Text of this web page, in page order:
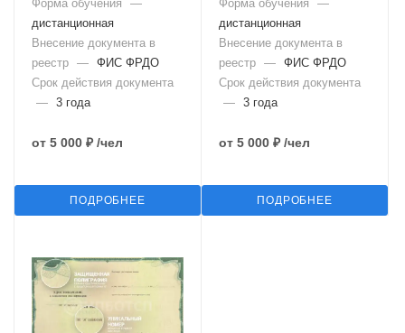
Форма обучения
—
дистанционная
Внесение документа в
реестр — ФИС ФРДО
Срок действия документа
— 3 года
от 5 000 ₽ /чел
ПОДРОБНЕЕ
Форма обучения
—
дистанционная
Внесение документа в
реестр — ФИС ФРДО
Срок действия документа
— 3 года
от 5 000 ₽ /чел
ПОДРОБНЕЕ